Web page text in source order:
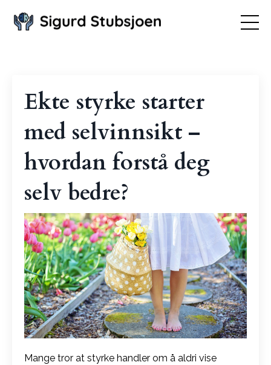
Ekte styrke starter
med selvinnsikt –
hvordan forstå deg
selv bedre?
Mange tror at styrke handler om å aldri vise